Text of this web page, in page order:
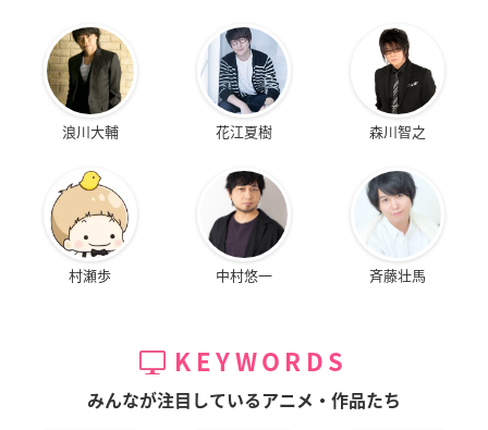
浪川大輔 花江夏樹 森川智之
村瀬歩 中村悠一 斉藤壮馬
KEYWORDS
みんなが注目しているアニメ・作品たち